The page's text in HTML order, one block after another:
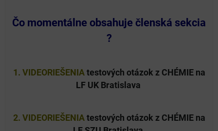
Čo momentálne obsahuje členská sekcia
?
1. VIDEORIEŠENIAtestových otázok z CHÉMIE na
LF UK Bratislava
2. VIDEORIEŠENIAtestových otázok z CHÉMIE na